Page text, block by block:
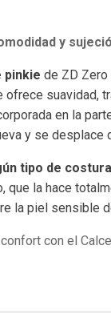
y
pinkie de ZD
ofrece suavidad,
en la
y se desplace
tipo de
que la hace
la piel sensible
con el